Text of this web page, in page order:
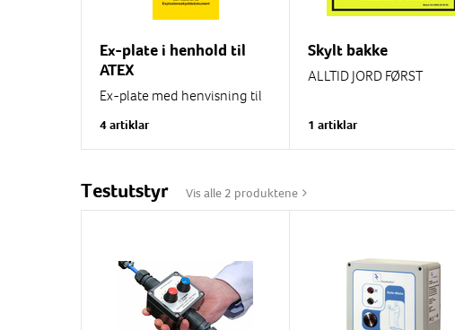
Ex-plate i henhold til
ATEX
Ex-plate med henvisning til
Selvklebende plast eller
Svart tekst på gul bunn.
4 artiklar
Skylt bakke
ALLTID JORD FØRST
1 artiklar
Testutstyr Vis alle 2 produktene